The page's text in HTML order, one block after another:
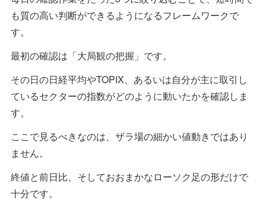
も質の高い判断ができるようになるフレームワークで
す。
最初の確認は「大局観の把握」です。
その日の日経平均やTOPIX、あるいは自分が主に取引し
ているセクターの指数がどのように動いたかを確認しま
す。
ここで見るべきなのは、ザラ場の細かい値動きではあり
ません。
終値と前日比、そしておおまかなローソク足の形だけで
十分です。